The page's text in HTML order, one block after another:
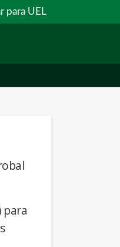
para UEL
para